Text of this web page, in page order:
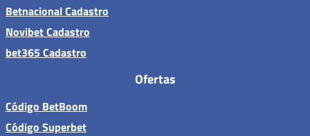
Betnacional Cadastro
Novibet Cadastro
bet365 Cadastro
Ofertas
Código BetBoom
Código Superbet